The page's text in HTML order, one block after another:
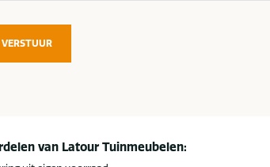
VERSTUUR
van Latour Tuinmeubelen: